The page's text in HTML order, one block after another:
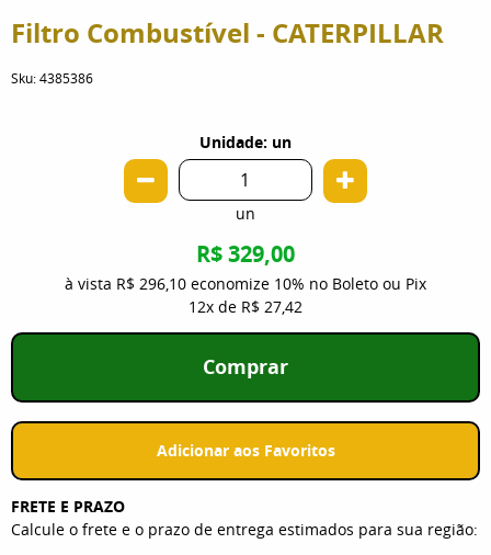
Filtro Combustível - CATERPILLAR
Sku:4385386
Unidade: un
un
R$ 329,00
à vista R$ 296,10 economize 10% no Boleto ou Pix
12x de R$ 27,42
Comprar
Adicionar aos Favoritos
FRETE E PRAZO
Calcule o frete e o prazo de entrega estimados para sua região: